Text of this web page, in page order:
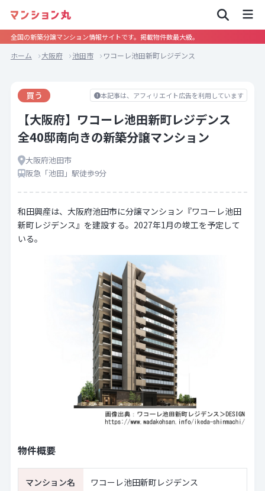
全国の新築分譲マンション情報サイトです。掲載物件数最大級。
ホーム 大阪府 池田市 ワコーレ池田新町レジデンス
本記事は、アフィリエイト広告を利用しています
買う
【大阪府】ワコーレ池田新町レジデンス
全40邸南向きの新築分譲マンション
大阪府池田市
阪急「池田」駅徒歩9分
和田興産は、大阪府池田市に分譲マンション『ワコーレ池田
新町レジデンス』を建設する。2027年1月の竣工を予定して
いる。
物件概要
マンション名 ワコーレ池田新町レジデンス